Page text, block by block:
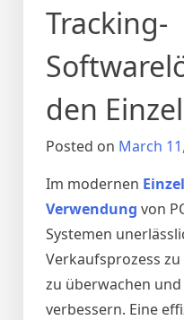
Tracking-
den
Posted on March
Im modernen
Verwendung von
Systemen
Verkaufsprozess
zu überwachen
verbessern. Eine